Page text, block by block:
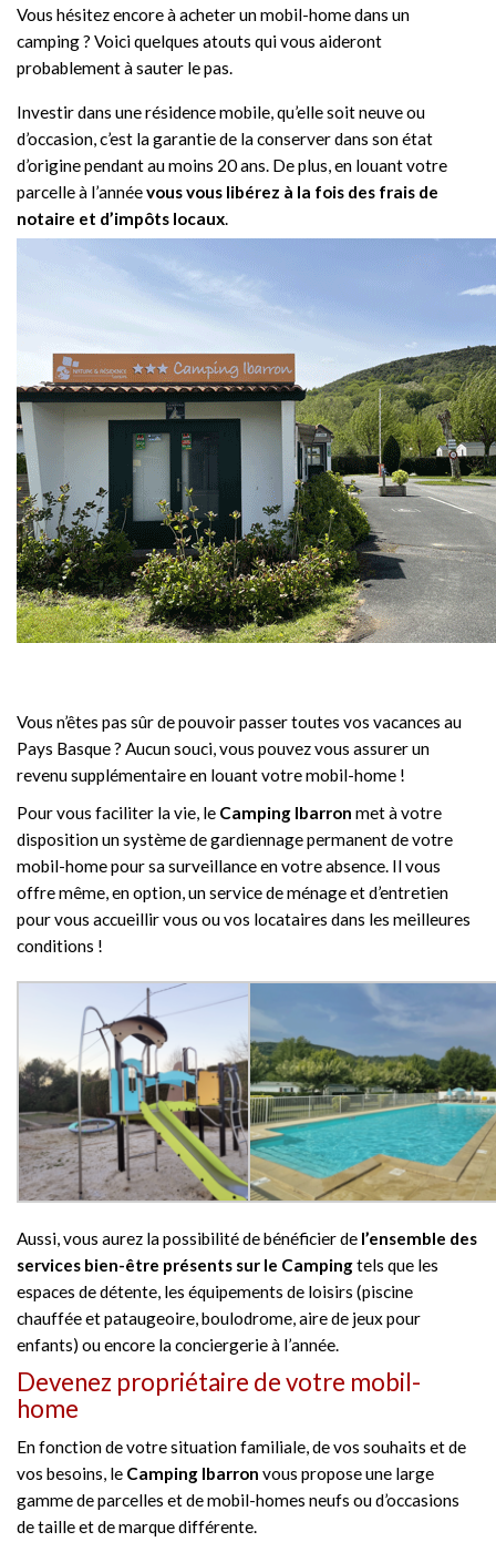
Vous hésitez encore à acheter un mobil-home dans un
camping ? Voici quelques atouts qui vous aideront
probablement à sauter le pas.
Investir dans une résidence mobile, qu’elle soit neuve ou
d’occasion, c’est la garantie de la conserver dans son état
d’origine pendant au moins 20 ans. De plus, en louant votre
parcelle à l’annéevous vous libérez à la fois des frais de
notaire et d’impôts locaux.
Vous n’êtes pas sûr de pouvoir passer toutes vos vacances au
Pays Basque ? Aucun souci, vous pouvez vous assurer un
revenu supplémentaire en louant votre mobil-home !
Pour vous faciliter la vie, le Camping Ibarron met à votre
disposition un système de gardiennage permanent de votre
mobil-home pour sa surveillance en votre absence. Il vous
offre même, en option, un service de ménage et d’entretien
pour vous accueillir vous ou vos locataires dans les meilleures
conditions !
Aussi, vous aurez la possibilité de bénéficier de l’ensemble des
services bien-être présents sur le Campingtels que les
espaces de détente, les équipements de loisirs (piscine
chauffée et pataugeoire, boulodrome, aire de jeux pour
enfants) ou encore la conciergerie à l’année.
Devenez propriétaire de votre mobil-
home
En fonction de votre situation familiale, de vos souhaits et de
vos besoins, le Camping Ibarron vous propose une large
gamme de parcelles et de mobil-homes neufs ou d’occasions
de taille et de marque différente.